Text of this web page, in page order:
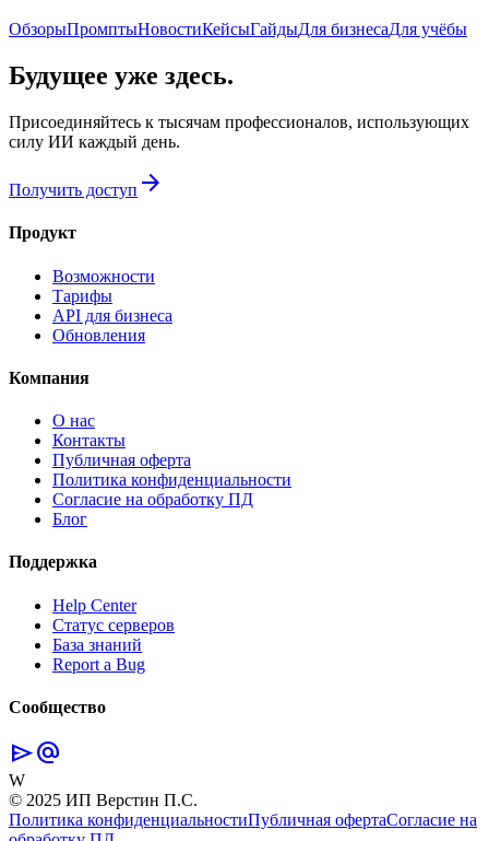
ОбзорыПромптыНовостиКейсыГайдыДля бизнесаДля учёбы
Будущее уже здесь.
Присоединяйтесь к тысячам профессионалов, использующих
силу ИИ каждый день.
Получить доступ arrow_forward
Продукт
Возможности
Тарифы
API для бизнеса
Обновления
Компания
О нас
Контакты
Публичная оферта
Политика конфиденциальности
Согласие на обработку ПД
Блог
Поддержка
Help Center
Статус серверов
База знаний
Report a Bug
Сообщество
sendalternate_email
W
© 2025 ИП Верстин П.С.
Политика конфиденциальностиПубличная офертаСогласие на